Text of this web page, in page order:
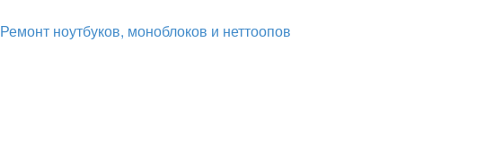
Ремонт ноутбуков, моноблоков и неттоопов